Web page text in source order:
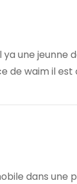
une jeunne
de waim il
dans